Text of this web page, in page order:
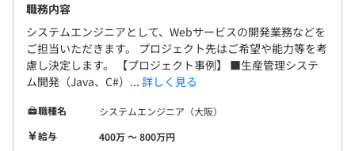
職務内容
システムエンジニアとして、Webサービスの開発業務などを
ご担当いただきます。 プロジェクト先はご希望や能力等を考
慮し決定します。 【プロジェクト事例】 ■生産管理システ
ム開発（Java、C#）... 詳しく見る
職種名
システムエンジニア（大阪）
給与
400万 〜 800万円